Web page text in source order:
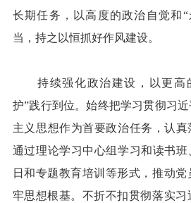
长期任务，以高度的政治自觉和
当，持之以恒抓好作风建设。
持续强化政治建设，以更高
护”践行到位。始终把学习贯彻习
主义思想作为首要政治任务，认真
通过理论学习中心组学习和读书班
日和专题教育培训等形式，推动
牢思想根基。不折不扣贯彻落实